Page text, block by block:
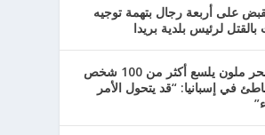
على أربعة رجال بتهمة توجيه
بالقتل لرئيس بلدية بريدا
قنديل بحر ملون يلسع أكثر من 100 شخص
في إسبانيا: “قد يتحول الأمر